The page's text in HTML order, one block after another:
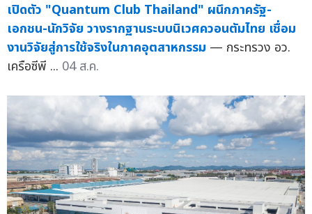
เปิดตัว "Quantum Club Thailand" ผนึกภาครัฐ-
เอกชน-นักวิจัย วางรากฐานระบบนิเวศควอนตัมไทย เชื่อม
งานวิจัยสู่การใช้จริงในภาคอุตสาหกรรม — กระทรวง อว.
เครือซีพี ... 04 ส.ค.